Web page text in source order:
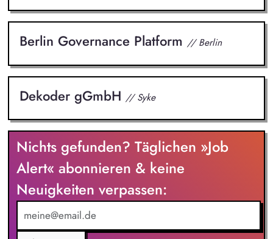
Berlin Governance Platform // Berlin
Dekoder gGmbH // Syke
Nichts gefunden? Täglichen »Job
Alert« abonnieren & keine
Neuigkeiten verpassen: